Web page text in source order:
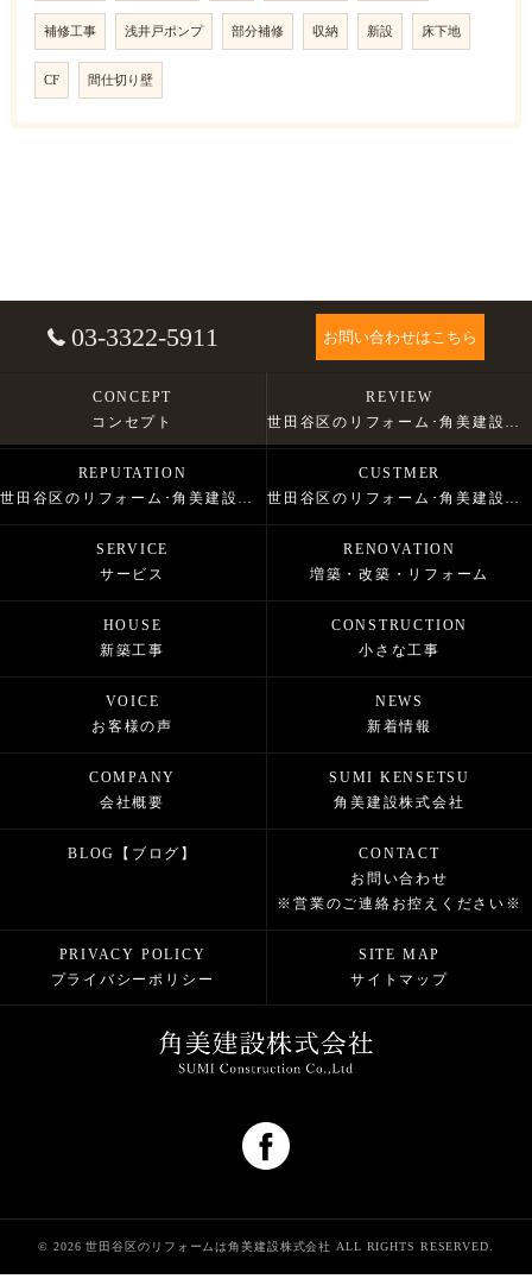
補修工事 浅井戸ポンプ 部分補修 収納 新設 床下地
CF 間仕切り壁
03-3322-5911 お問い合わせはこちら
CONCEPT
コンセプト
REVIEW
世田谷区のリフォーム･角美建設株式会社の口コミ情報
REPUTATION
世田谷区のリフォーム･角美建設株式会社の評判
CUSTMER
世田谷区のリフォーム･角美建設株式会社のお客様の声
SERVICE
サービス
RENOVATION
増築・改築・リフォーム
HOUSE
新築工事
CONSTRUCTION
小さな工事
VOICE
お客様の声
NEWS
新着情報
COMPANY
会社概要
SUMI KENSETSU
角美建設株式会社
BLOG【ブログ】
CONTACT
お問い合わせ
※営業のご連絡お控えください※
PRIVACY POLICY
プライバシーポリシー
SITE MAP
サイトマップ
© 2026 世田谷区のリフォームは角美建設株式会社 ALL RIGHTS RESERVED.